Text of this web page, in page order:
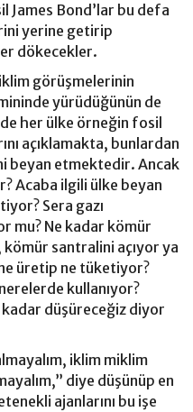
James Bond’lar bu defa
yerine getirip
dökecekler.
görüşmelerinin
yürüdüğünün de
her ülke örneğin fosil
açıklamakta, bunlardan
beyan etmektedir. Ancak
Acaba ilgili ülke beyan
Sera gazı
mu? Ne kadar kömür
santralini açıyor ya
üretip ne tüketiyor?
kullanıyor?
kadar düşüreceğiz diyor
iklim miklim
diye düşünüp en
ajanlarını bu işe